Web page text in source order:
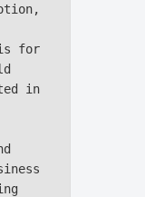
is for
in